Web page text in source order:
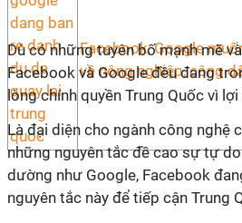
Facebook, Google
về nông nghiệp, công
Dù có những tuyên bố mạnh mẽ
Facebook và Google đều đang
lòng chính quyền Trung Quốc vì
Là đại diện cho ngành công nghệ
những nguyên tắc đề cao sự tự
dường như Google, Facebook
nguyên tắc này để tiếp cận Trung